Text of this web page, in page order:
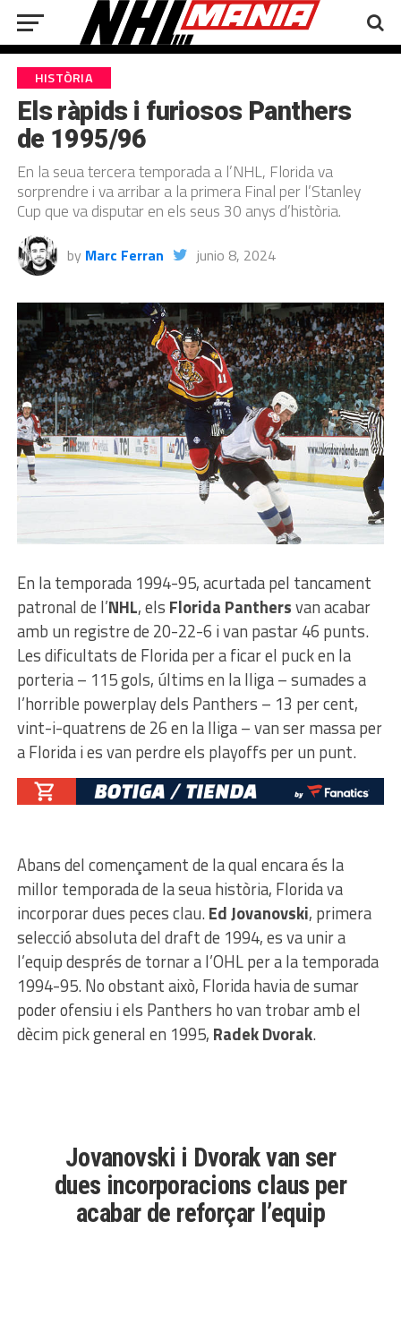
HISTÒRIA
Els ràpids i furiosos Panthers
de 1995/96
En la seua tercera temporada a l’NHL, Florida va
sorprendre i va arribar a la primera Final per l’Stanley
Cup que va disputar en els seus 30 anys d’història.
by Marc Ferran junio 8, 2024
En la temporada 1994-95, acurtada pel tancament
patronal de l’NHL, els Florida Panthersvan acabar
amb un registre de 20-22-6 i van pastar 46 punts.
Les dificultats de Florida per a ficar el puck en la
porteria – 115 gols, últims en la lliga – sumades a
l’horrible powerplay dels Panthers – 13 per cent,
vint-i-quatrens de 26 en la lliga – van ser massa per
a Florida i es van perdre els playoffs per un punt.
Abans del començament de la qual encara és la
millor temporada de la seua història, Florida va
incorporar dues peces clau.Ed Jovanovski, primera
selecció absoluta del draft de 1994, es va unir a
l’equip després de tornar a l’OHL per a la temporada
1994-95. No obstant això, Florida havia de sumar
poder ofensiu i els Panthers ho van trobar amb el
dècim pick general en 1995, Radek Dvorak.
Jovanovski i Dvorak van ser
dues incorporacions claus per
acabar de reforçar l’equip